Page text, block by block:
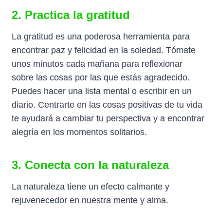
2. Practica la gratitud
La gratitud es una poderosa herramienta para
encontrar paz y felicidad en la soledad. Tómate
unos minutos cada mañana para reflexionar
sobre las cosas por las que estás agradecido.
Puedes hacer una lista mental o escribir en un
diario. Centrarte en las cosas positivas de tu vida
te ayudará a cambiar tu perspectiva y a encontrar
alegría en los momentos solitarios.
3. Conecta con la naturaleza
La naturaleza tiene un efecto calmante y
rejuvenecedor en nuestra mente y alma.